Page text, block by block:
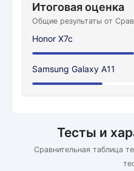
Итоговая оценка
Общие результаты от
Honor X7c
Samsung Galaxy A11
Тесты и
Сравнительная таблица